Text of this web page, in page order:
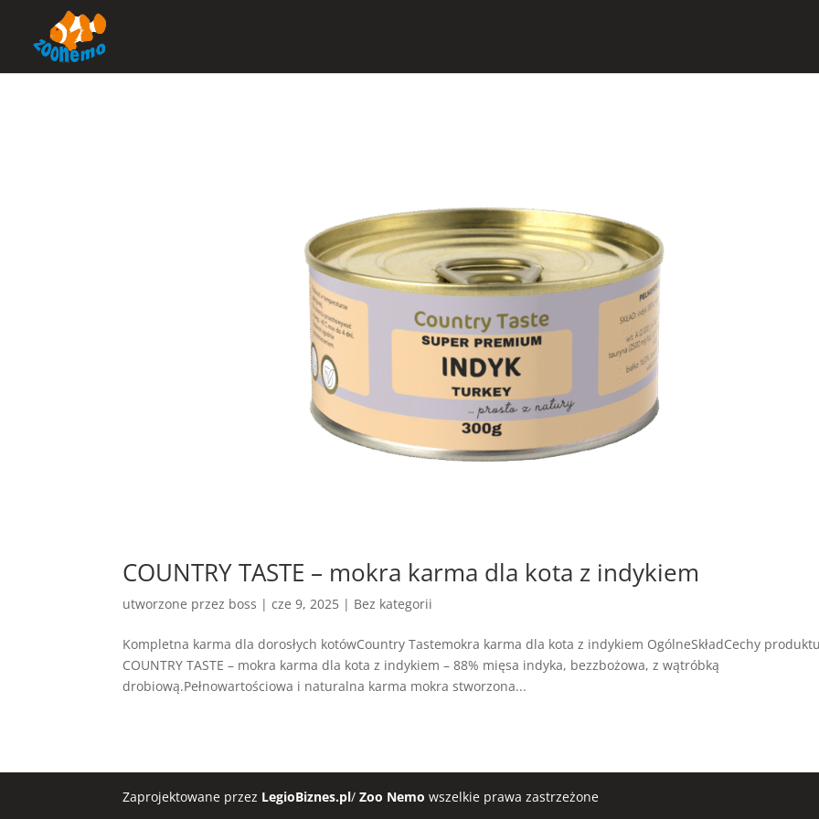
COUNTRY TASTE – mokra karma dla kota z indykiem
utworzone przez boss |cze 9, 2025 | Bez kategorii
Kompletna karma dla dorosłych kotówCountry Tastemokra karma dla kota z indykiem OgólneSkładCechy
COUNTRY TASTE – mokra karma dla kota z indykiem – 88% mięsa indyka, bezzbożowa, z wątróbką
drobiową.Pełnowartościowa i naturalna karma mokra stworzona...
Zaprojektowane przez LegioBiznes.pl/Zoo Nemo wszelkie prawa zastrzeżone